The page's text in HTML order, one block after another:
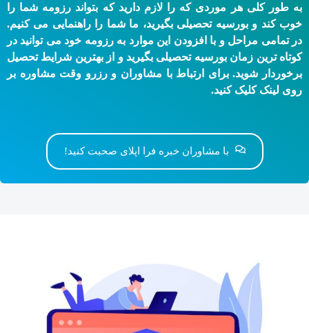
به طور کلی هر موردی که را لازم دارید که بتواند رزومه شما را
خوب کند و بورسیه تحصیلی بگیرید، ما شما را راهنمایی می کنیم.
در تمامی مراحل و با افزودن این موارد به رزومه خود می توانید در
کوتاه ترین زمان بورسیه تحصیلی بگیرید و از بهترین شرایط تحصیل
برخوردار شوید. برای ارتباط با مشاوران و رزرو وقت مشاوره بر
روی لینک کلیک کنید.
با مشاوران خبره فرا اپلای صحبت کنید!